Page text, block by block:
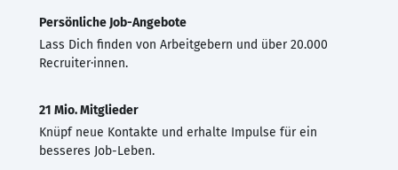
Persönliche Job-Angebote
Lass Dich finden von Arbeitgebern und über 20.000
Recruiter·innen.
21 Mio. Mitglieder
Knüpf neue Kontakte und erhalte Impulse für ein
besseres Job-Leben.